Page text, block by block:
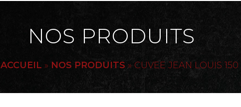
NOS PRODUITS
ACCUEIL » NOS PRODUITS » CUVEE JEAN LOUIS 150